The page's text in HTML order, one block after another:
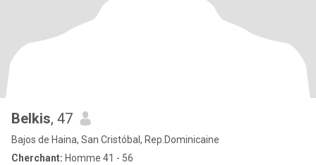
Belkis, 47
Bajos de Haina, San Cristóbal, Rep.Dominicaine
Cherchant: Homme 41 - 56